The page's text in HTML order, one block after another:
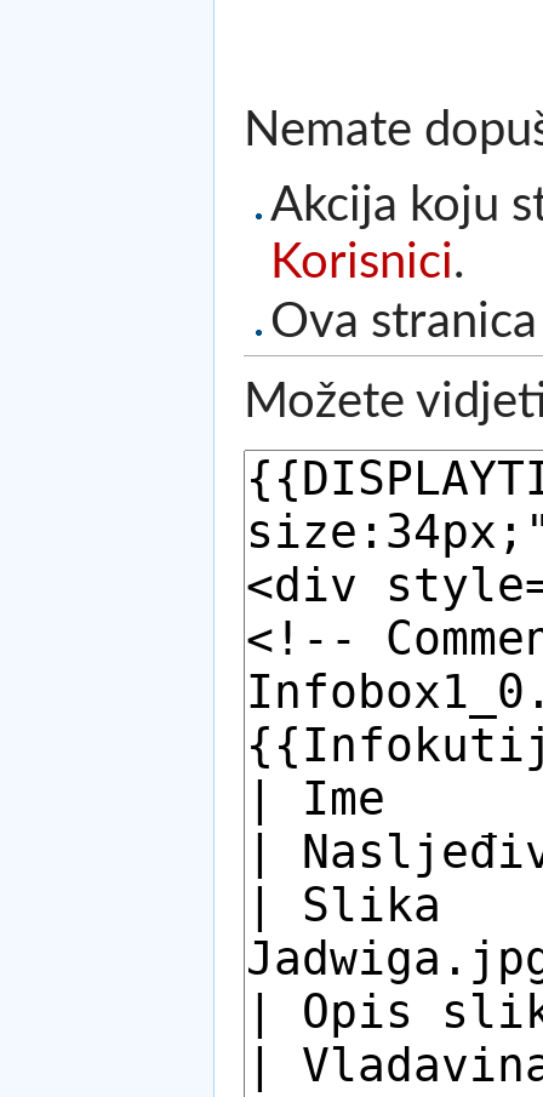
Nemate
Akcija koju
Korisnici.
Ova
Možete